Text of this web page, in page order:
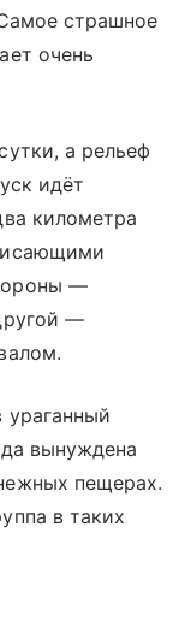
страшное
очень
а рельеф
идёт
километра
—
—
вынуждена
пещерах.
в таких